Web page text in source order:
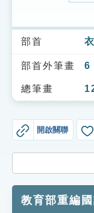
索引選單
知識索引
單字索引
貓頭鷹博士
部首 衣
部首外筆畫 6
總筆畫
開啟關聯
教育部重編